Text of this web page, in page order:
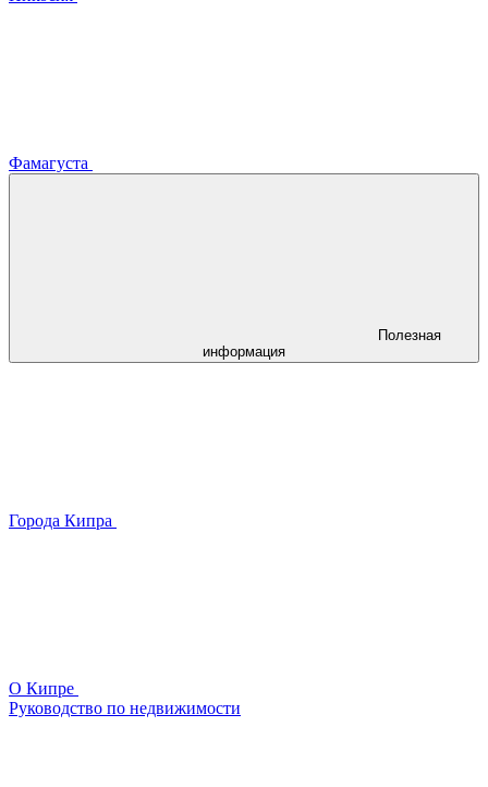
Фамагуста
Полезная
информация
Города Кипра
О Кипре
Руководство по недвижимости